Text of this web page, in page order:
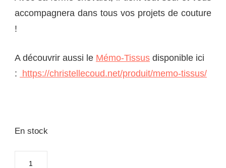
accompagnera dans tous vos projets de couture
!
A découvrir aussi le Mémo-Tissus disponible ici
:
https://christellecoud.net/produit/memo-tissus/
En stock